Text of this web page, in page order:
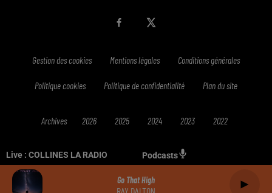
Live : COLLINES LA RADIO Podcasts
Go That High
RAY DALTON
Gestion des cookies Mentions légales Conditions générales
Politique cookies Politique de confidentialité Plan du site
Archives 2026 2025 2024 2023 2022